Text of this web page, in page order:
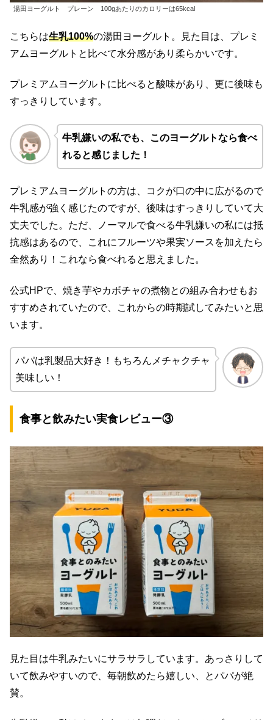
湯田ヨーグルト プレーン 100gあたりのカロリーは65kcal
こちらは生乳100%の湯田ヨーグルト。見た目は、プレミ
アムヨーグルトと比べて水分感があり柔らかいです。
プレミアムヨーグルトに比べると酸味があり、更に後味も
すっきりしています。
牛乳嫌いの私でも、このヨーグルトなら食べ
れると感じました！
プレミアムヨーグルトの方は、コクが口の中に広がるので
牛乳感が強く感じたのですが、後味はすっきりしていて大
丈夫でした。ただ、ノーマルで食べる牛乳嫌いの私には抵
抗感はあるので、これにフルーツや果実ソースを加えたら
全然あり！これなら食べれると思えました。
公式HPで、焼き芋やカボチャの煮物との組み合わせもお
すすめされていたので、これからの時期試してみたいと思
います。
パパは乳製品大好き！もちろんメチャクチャ
美味しい！
食事と飲みたい実食レビュー③
見た目は牛乳みたいにサラサラしています。あっさりして
いて飲みやすいので、毎朝飲めたら嬉しい、とパパが絶
賛。